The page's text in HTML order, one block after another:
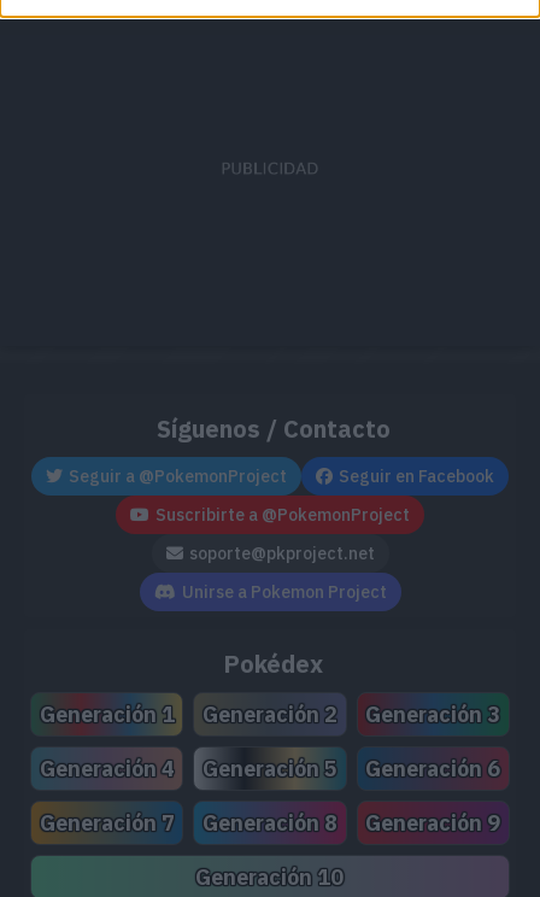
Síguenos / Contacto
Seguir a @PokemonProject
Seguir en Facebook
Suscribirte a @PokemonProject
soporte@pkproject.net
Unirse a Pokemon Project
Pokédex
Generación 1 Generación 2
Generación 3
Generación 4
Generación 5
Generación 6
Generación 7
Generación 8
Generación 9
Generación 10